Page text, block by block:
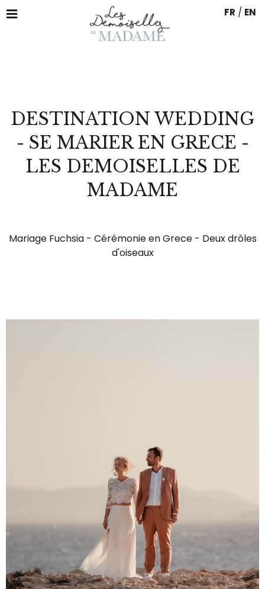
FR / EN
DESTINATION WEDDING
- SE MARIER EN GRECE -
LES DEMOISELLES DE
MADAME
Mariage Fuchsia - Cérémonie en Grece - Deux drôles
d'oiseaux